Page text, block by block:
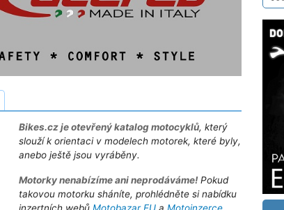
Bikes.cz je otevřený katalog motocyklů, který
slouží k orientaci v modelech motorek, které byly,
anebo ještě jsou vyráběny.
Motorky nenabízíme ani neprodáváme!Pokud
takovou motorku sháníte, prohlédněte si nabídku